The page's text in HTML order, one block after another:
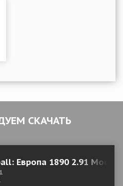
(Premium)
СКАЧАТЬ
Европа 1890 2.91 Mod